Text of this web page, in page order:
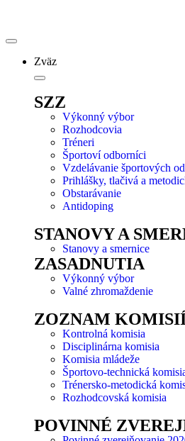
Zväz
SZZ
Výkonný výbor
Rozhodcovia
Tréneri
Športoví odborníci
Vzdelávanie športových
Prihlášky, tlačivá a
Obstarávanie
Antidoping
STANOVY A
Stanovy a smernice
ZASADNUTIA
Výkonný výbor
Valné zhromaždenie
ZOZNAM
Kontrolná komisia
Disciplinárna komisia
Komisia mládeže
Športovo-technická
Trénersko-metodická
Rozhodcovská komisia
POVINNÉ